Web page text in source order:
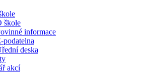
škole
informace
podatelna
deska
akcí